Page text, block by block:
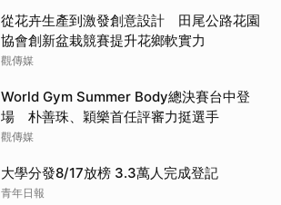
從花卉生產到激發創意設計 田尾公路花園
協會創新盆栽競賽提升花鄉軟實力
觀傳媒
World Gym Summer Body總決賽台中登
場 朴善珠、穎樂首任評審力挺選手
觀傳媒
大學分發8/17放榜 3.3萬人完成登記
青年日報